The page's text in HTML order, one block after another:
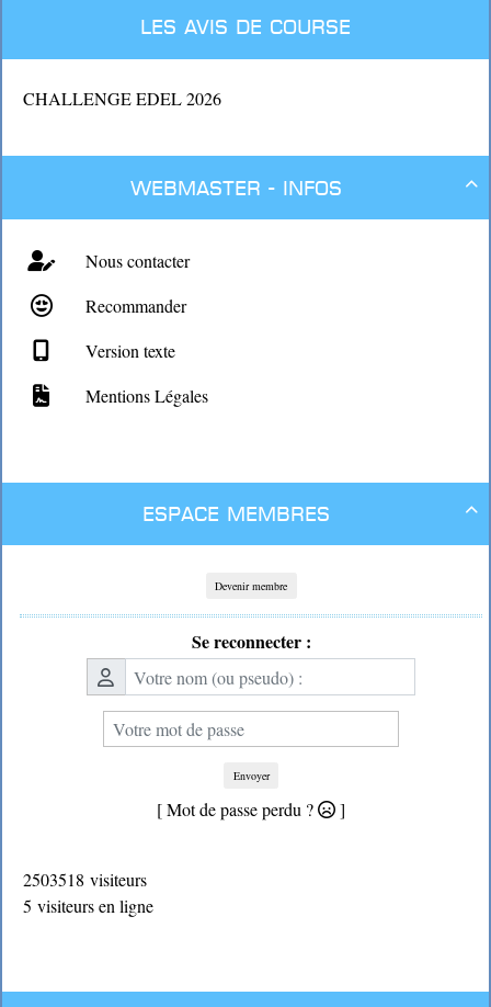
Les avis de course
CHALLENGE EDEL 2026

Webmaster - Infos
Nous contacter
Recommander
Version texte
Mentions Légales

Espace membres
Devenir membre
Se reconnecter :
Envoyer
[ Mot de passe perdu ? ]
2503518 visiteurs
5 visiteurs en ligne